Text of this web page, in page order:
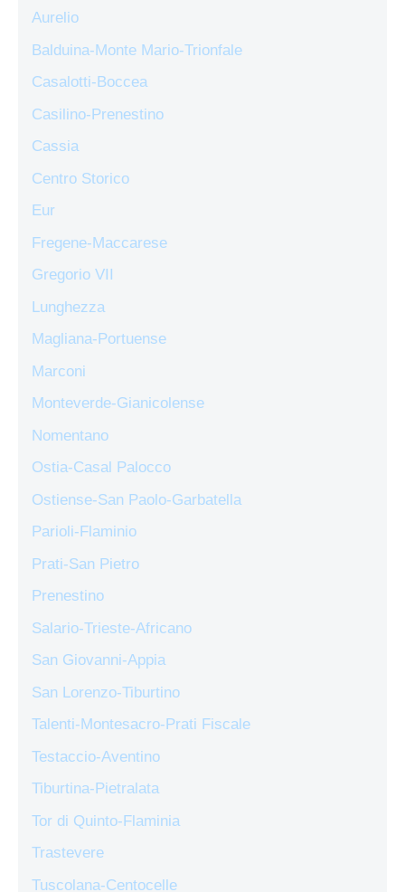
Aurelio
Balduina-Monte Mario-Trionfale
Casalotti-Boccea
Casilino-Prenestino
Cassia
Centro Storico
Eur
Fregene-Maccarese
Gregorio VII
Lunghezza
Magliana-Portuense
Marconi
Monteverde-Gianicolense
Nomentano
Ostia-Casal Palocco
Ostiense-San Paolo-Garbatella
Parioli-Flaminio
Prati-San Pietro
Prenestino
Salario-Trieste-Africano
San Giovanni-Appia
San Lorenzo-Tiburtino
Talenti-Montesacro-Prati Fiscale
Testaccio-Aventino
Tiburtina-Pietralata
Tor di Quinto-Flaminia
Trastevere
Tuscolana-Centocelle